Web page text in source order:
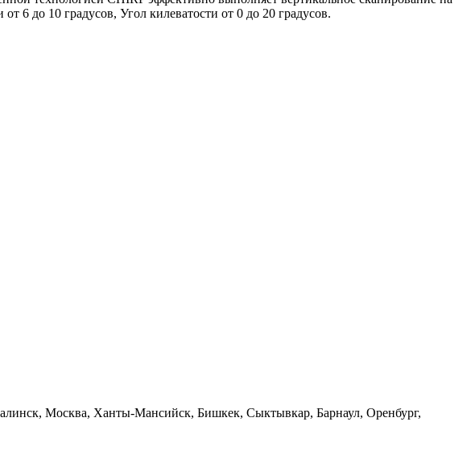
6 до 10 градусов, Угол килеватости от 0 до 20 градусов.
Москва, Ханты-Мансийск, Бишкек, Сыктывкар, Барнаул, Оренбург,